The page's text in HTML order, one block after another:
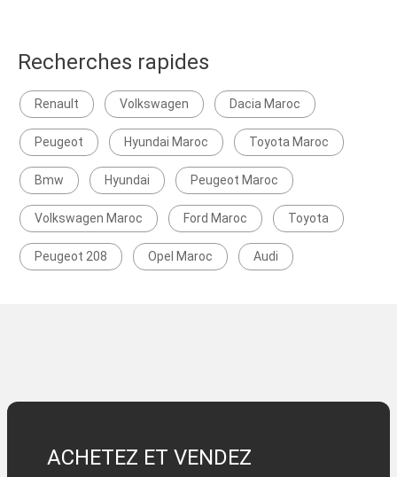
Recherches rapides
Renault Volkswagen Dacia Maroc
Peugeot Hyundai Maroc Toyota Maroc
Bmw Hyundai Peugeot Maroc
Volkswagen Maroc Ford Maroc Toyota
Peugeot 208 Opel Maroc Audi
ACHETEZ ET VENDEZ